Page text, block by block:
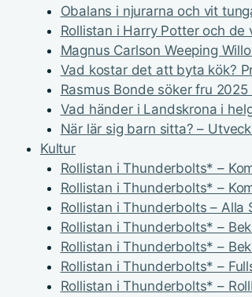
Obalans i njurarna och vit
Rollistan i Harry Potter och de
Magnus Carlson Weeping
Vad kostar det att byta kök?
Rasmus Bonde söker fru
Vad händer i Landskrona i
När lär sig barn sitta? –
Kultur
Rollistan i Thunderbolts* –
Rollistan i Thunderbolts* –
Rollistan i Thunderbolts – Alla
Rollistan i Thunderbolts* –
Rollistan i Thunderbolts* –
Rollistan i Thunderbolts* –
Rollistan i Thunderbolts* –